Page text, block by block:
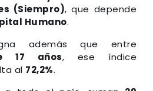
(Siempro), que depende
Humano.
además que entre
17 años, ese índice
al 72,2%.